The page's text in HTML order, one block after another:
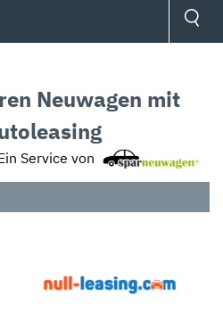
Neuwagen mit
Service von